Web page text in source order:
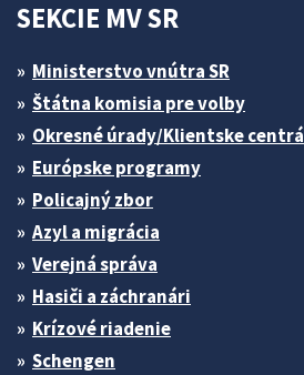
SEKCIE MV SR
Ministerstvo vnútra SR
Štátna komisia pre volby
Okresné úrady/Klientske centrá
Európske programy
Policajný zbor
Azyl a migrácia
Verejná správa
Hasiči a záchranári
Krízové riadenie
Schengen